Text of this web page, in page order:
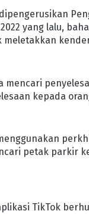
yang lalu,
mencari
kepada
petak parkir
TikTok